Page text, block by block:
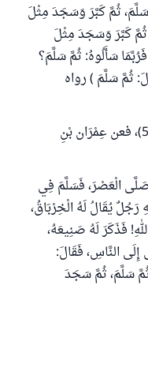
سَلَّمَ، ثُمَّ كَبَّرَ وَسَجَدَ مِثْلَ
كَبَّرَ وَسَجَدَ مِثْلَ
سَأَلُوهُ: ثُمَّ سَلَّمَ؟
ثُمَّ سَلَّمَ ) رواه
وحديث عمران رواه الإمام مسلم (574)، فعن عِمْرَان بْنِ
الْعَصْرَ، فَسَلَّمَ فِي
رَجُلٌ يُقَالُ لَهُ الْخِرْبَاقُ،
فَذَكَرَ لَهُ صَنِيعَهُ،
النَّاسِ، فَقَالَ:
سَلَّمَ، ثُمَّ سَجَدَ